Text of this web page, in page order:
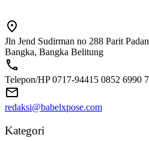
Jln Jend Sudirman no 288 Parit
Bangka, Bangka Belitung
Telepon/HP 0717-94415 0852 6990
redaksi@babelxpose.com
Kategori